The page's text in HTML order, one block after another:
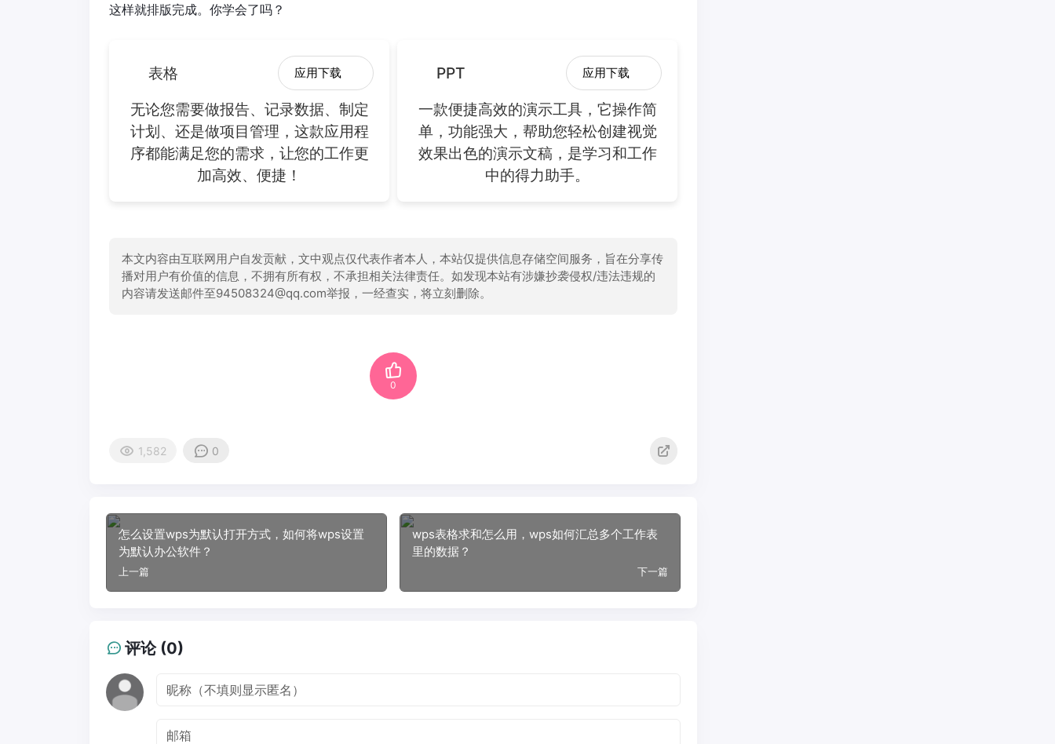
这样就排版完成。你学会了吗？
表格 应用下载
无论您需要做报告、记录数据、制定
计划、还是做项目管理，这款应用程
序都能满足您的需求，让您的工作更
加高效、便捷！
PPT 应用下载
一款便捷高效的演示工具，它操作简
单，功能强大，帮助您轻松创建视觉
效果出色的演示文稿，是学习和工作
中的得力助手。
本文内容由互联网用户自发贡献，文中观点仅代表作者本人，本站仅提供信息存储空间服务，旨在分享传
播对用户有价值的信息，不拥有所有权，不承担相关法律责任。如发现本站有涉嫌抄袭侵权/违法违规的
内容请发送邮件至94508324@qq.com举报，一经查实，将立刻删除。
0
1,582 0
怎么设置wps为默认打开方式，如何将wps设置
为默认办公软件？
上一篇
wps表格求和怎么用，wps如何汇总多个工作表
里的数据？
下一篇
评论 (0)